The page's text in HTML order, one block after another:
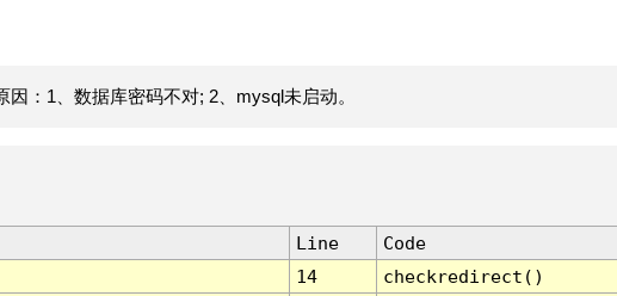
：1、数据库密码不对; 2、mysql未启动。
Line
Code
14
checkredirect()